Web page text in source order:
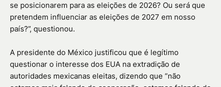
se posicionarem para as eleições de 2026? Ou será que
pretendem influenciar as eleições de 2027 em nosso
país?”, questionou.
A presidente do México justificou que é legítimo
questionar o interesse dos EUA na extradição de
autoridades mexicanas eleitas, dizendo que “não